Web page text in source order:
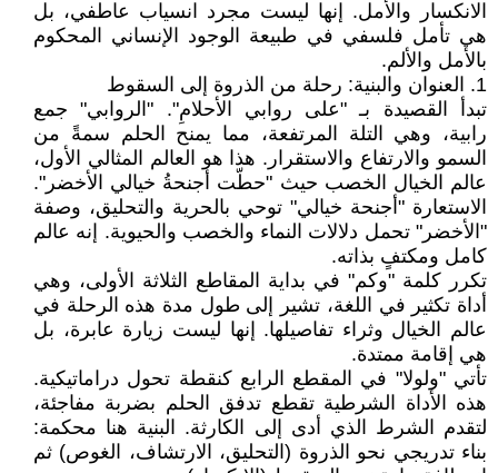
الانكسار والأمل. إنها ليست مجرد انسياب عاطفي، بل
هي تأمل فلسفي في طبيعة الوجود الإنساني المحكوم
بالأمل والألم.
1. العنوان والبنية: رحلة من الذروة إلى السقوط
تبدأ القصيدة بـ "على روابي الأحلامِ". "الروابي" جمع
رابية، وهي التلة المرتفعة، مما يمنح الحلم سمةً من
السمو والارتفاع والاستقرار. هذا هو العالم المثالي الأول،
عالم الخيال الخصب حيث "حطّت أجنحةُ خيالي الأخضر".
الاستعارة "أجنحة خيالي" توحي بالحرية والتحليق، وصفة
"الأخضر" تحمل دلالات النماء والخصب والحيوية. إنه عالم
كامل ومكتفٍ بذاته.
تكرر كلمة "وكم" في بداية المقاطع الثلاثة الأولى، وهي
أداة تكثير في اللغة، تشير إلى طول مدة هذه الرحلة في
عالم الخيال وثراء تفاصيلها. إنها ليست زيارة عابرة، بل
هي إقامة ممتدة.
تأتي "ولولا" في المقطع الرابع كنقطة تحول دراماتيكية.
هذه الأداة الشرطية تقطع تدفق الحلم بضربة مفاجئة،
لتقدم الشرط الذي أدى إلى الكارثة. البنية هنا محكمة:
بناء تدريجي نحو الذروة (التحليق، الارتشاف، الغوص) ثم